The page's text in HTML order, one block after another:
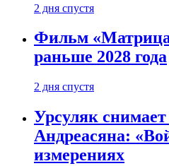
2 дня спустя
Фильм
раньше 2028 года
2 дня спустя
Урсуляк
Андреасяна:
измерениях